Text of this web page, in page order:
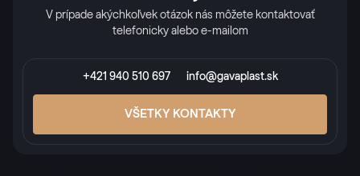
V prípade akýchkoľvek otázok nás môžete kontaktovať
telefonicky alebo e-mailom
+421 940 510 697 info@gavaplast.sk
VŠETKY KONTAKTY